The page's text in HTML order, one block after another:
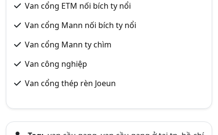
Van cổng ETM nối bích ty nổi
Van cổng Mann nối bích ty nổi
Van cổng Mann ty chìm
Van công nghiệp
Van cổng thép rèn Joeun